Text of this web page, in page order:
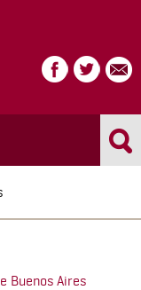
Buenos Aires